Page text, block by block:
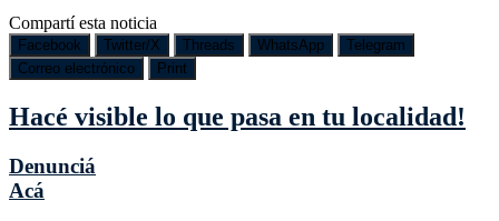
Compartí esta noticia
Facebook Twitter/X Threads WhatsApp
Telegram
Correo electrónico
Print
Hacé visible lo que pasa en tu localidad!
Denunciá
Acá